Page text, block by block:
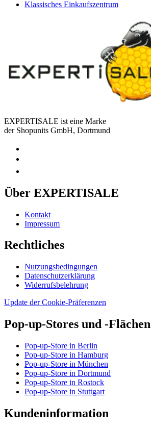
Klassisches Einkaufszentrum
EXPERTISALE ist eine Marke
der Shopunits GmbH, Dortmund
Über EXPERTISALE
Kontakt
Impressum
Rechtliches
Nutzungsbedingungen
Datenschutzerklärung
Widerrufsbelehrung
Update der Cookie-Präferenzen
Pop-up-Stores und -Flächen
Pop-up-Store in Berlin
Pop-up-Store in Hamburg
Pop-up-Store in München
Pop-up-Store in Dortmund
Pop-up-Store in Rostock
Pop-up-Store in Stuttgart
Kundeninformation